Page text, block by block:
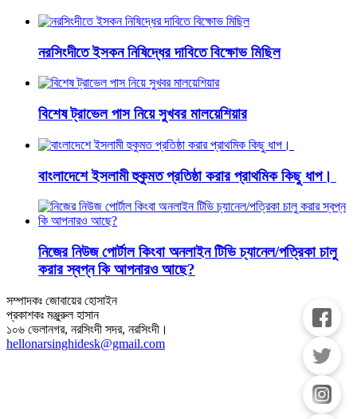
নরসিংদীতে ইসকন নিষিদ্ধের দাবিতে বিক্ষোভ মিছিল
বিশেষ ট্রাভেল পাস নিয়ে সুখবর মালয়েশিয়ার
বাংলাদেশে ইসলামী হুকুমত প্রতিষ্ঠা করার প্রাথমিক কিছু ধাপ।
নিজের নিউজ পোর্টাল কিংবা অনলাইন টিভি চ্যানেল/পত্রিকা চালু
করার স্বপ্ন কি আপনারও আছে?
সম্পাদকঃ জোবায়ের হোসাইন
প্রকাশকঃ মঞ্জুরুল হাসান
১০৬ ভেলানগর, নরসিংদী সদর, নরসিংদী।
hellonarsinghidesk@gmail.com